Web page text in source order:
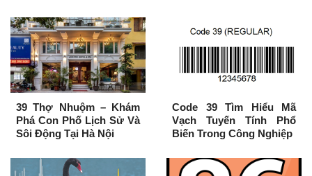
39 Thợ Nhuộm – Khám
Phá Con Phố Lịch Sử Và
Sôi Động Tại Hà Nội
Code 39 Tìm Hiểu Mã
Vạch Tuyến Tính Phổ
Biến Trong Công Nghiệp